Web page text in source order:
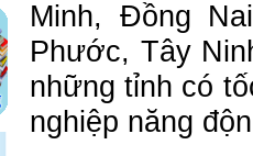
Minh, Đồng
Phước, Tây
những tỉnh có
nghiệp năng